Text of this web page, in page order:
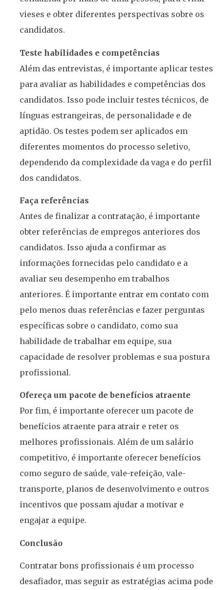
vieses e obter diferentes perspectivas sobre os
candidatos.
Teste habilidades e competências
Além das entrevistas, é importante aplicar testes
para avaliar as habilidades e competências dos
candidatos. Isso pode incluir testes técnicos, de
línguas estrangeiras, de personalidade e de
aptidão. Os testes podem ser aplicados em
diferentes momentos do processo seletivo,
dependendo da complexidade da vaga e do perfil
dos candidatos.
Faça referências
Antes de finalizar a contratação, é importante
obter referências de empregos anteriores dos
candidatos. Isso ajuda a confirmar as
informações fornecidas pelo candidato e a
avaliar seu desempenho em trabalhos
anteriores. É importante entrar em contato com
pelo menos duas referências e fazer perguntas
específicas sobre o candidato, como sua
habilidade de trabalhar em equipe, sua
capacidade de resolver problemas e sua postura
profissional.
Ofereça um pacote de benefícios atraente
Por fim, é importante oferecer um pacote de
benefícios atraente para atrair e reter os
melhores profissionais. Além de um salário
competitivo, é importante oferecer benefícios
como seguro de saúde, vale-refeição, vale-
transporte, planos de desenvolvimento e outros
incentivos que possam ajudar a motivar e
engajar a equipe.
Conclusão
Contratar bons profissionais é um processo
desafiador, mas seguir as estratégias acima pode